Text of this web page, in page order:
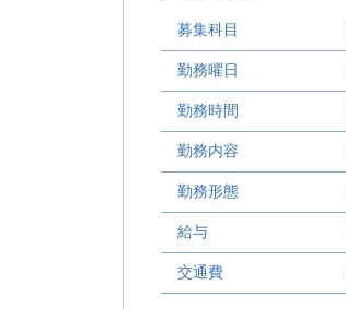
募集科目
勤務曜日
勤務時間
勤務内容
勤務形態
給与
交通費